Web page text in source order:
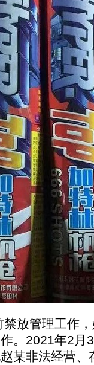
管理工作，
。2021年2月
某非法经营、